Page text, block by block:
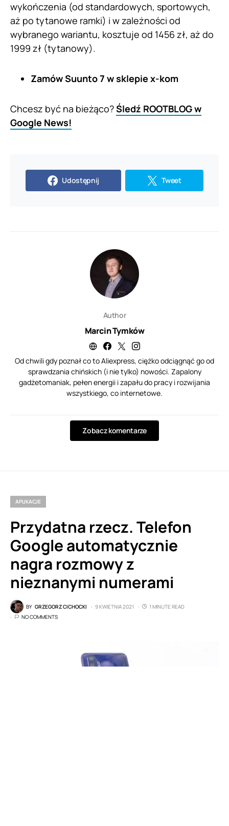
wykończenia (od standardowych, sportowych,
aż po tytanowe ramki) i w zależności od
wybranego wariantu, kosztuje od 1456 zł, aż do
1999 zł (tytanowy).
Zamów Suunto 7 w sklepie x-kom
Chcesz być na bieżąco?Śledź ROOTBLOG w
Google News!
Udostępnij Tweet
Author
Marcin Tymków
Od chwili gdy poznał co to Aliexpress, ciężko odciągnąć go od
sprawdzania chińskich (i nie tylko) nowości. Zapalony
gadżetomaniak, pełen energii i zapału do pracy i rozwijania
wszystkiego, co internetowe.
Zobacz komentarze
APLIKACJE
Przydatna rzecz. Telefon
Google automatycznie
nagra rozmowy z
nieznanymi numerami
BY GRZEGORZ CICHOCKI 9 KWIETNIA 2021
1 MINUTE READ
NO COMMENTS